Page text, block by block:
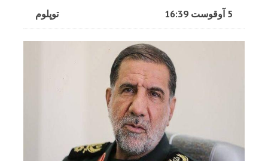
توپلوم 5 آوقوست 16:39